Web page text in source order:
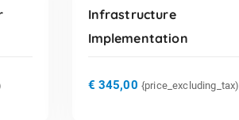
Infrastructure
Implementation
€ 345,00 {price_excluding_tax)